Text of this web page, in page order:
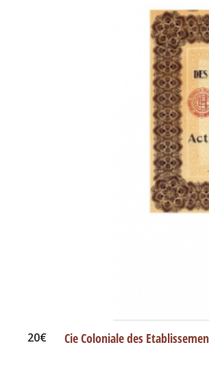
20€ Cie Coloniale des